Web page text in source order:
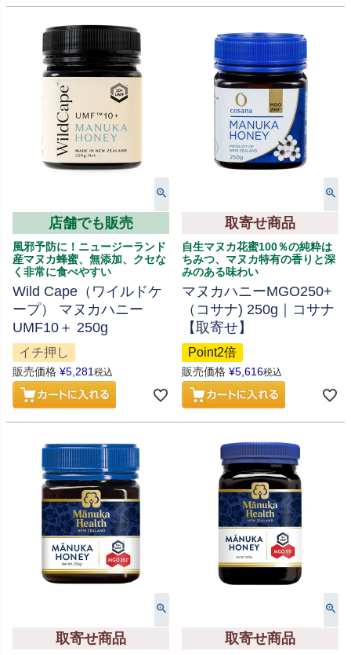
店舗でも販売
風邪予防に！ニュージーランド
産マヌカ蜂蜜、無添加、クセな
く非常に食べやすい
Wild Cape（ワイルドケ
ープ） マヌカハニー
UMF10＋ 250g
イチ押し
販売価格 ¥5,281税込
取寄せ商品
自生マヌカ花蜜100％の純粋は
ちみつ、マヌカ特有の香りと深
みのある味わい
マヌカハニーMGO250+
（コサナ) 250g｜コサナ
【取寄せ】
Point2倍
販売価格 ¥5,616税込
取寄せ商品 取寄せ商品